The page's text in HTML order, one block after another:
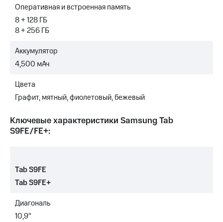
Оперативная и встроенная память
8 + 128 ГБ
8 + 256 ГБ
Аккумулятор
4,500 мАч
Цвета
Графит, мятный, фиолетовый, бежевый
Ключевые характеристики Samsung Tab
S9FE/FE+:
Tab S9FE
Tab S9FE+
Диагональ
10,9”